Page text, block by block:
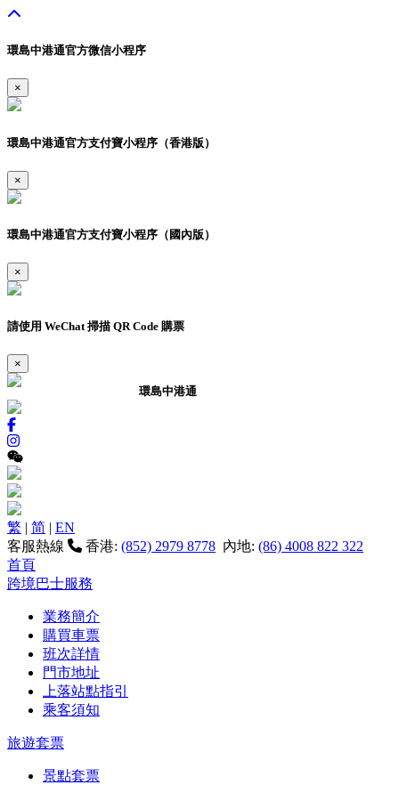
環島中港通官方微信小程序
×
環島中港通官方支付寶小程序（香港版）
×
環島中港通官方支付寶小程序（國內版）
×
請使用 WeChat 掃描 QR Code 購票
×
環島中港通
繁 | 简 | EN
客服熱線
香港: (852) 2979 8778 內地: (86) 4008 822 322
首頁
跨境巴士服務
業務簡介
購買車票
班次詳情
門市地址
上落站點指引
乘客須知
旅遊套票
景點套票